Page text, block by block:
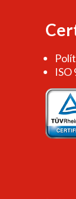
ISO